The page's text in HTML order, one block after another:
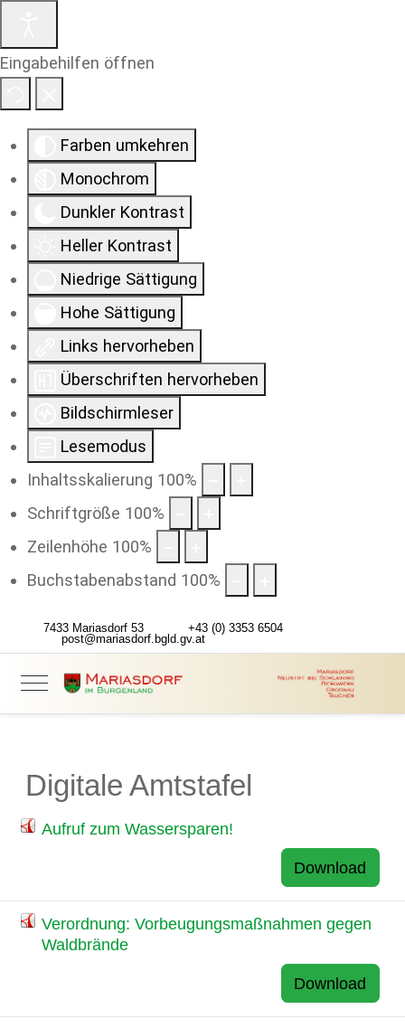
Eingabehilfen öffnen
Farben umkehren
Monochrom
Dunkler Kontrast
Heller Kontrast
Niedrige Sättigung
Hohe Sättigung
Links hervorheben
Überschriften hervorheben
Bildschirmleser
Lesemodus
Inhaltsskalierung 100%
Schriftgröße 100%
Zeilenhöhe 100%
Buchstabenabstand 100%
7433 Mariasdorf 53
+43 (0) 3353 6504
post@mariasdorf.bgld.gv.at
Digitale Amtstafel
Aufruf zum Wassersparen!
Download
Verordnung: Vorbeugungsmaßnahmen gegen
Waldbrände
Download